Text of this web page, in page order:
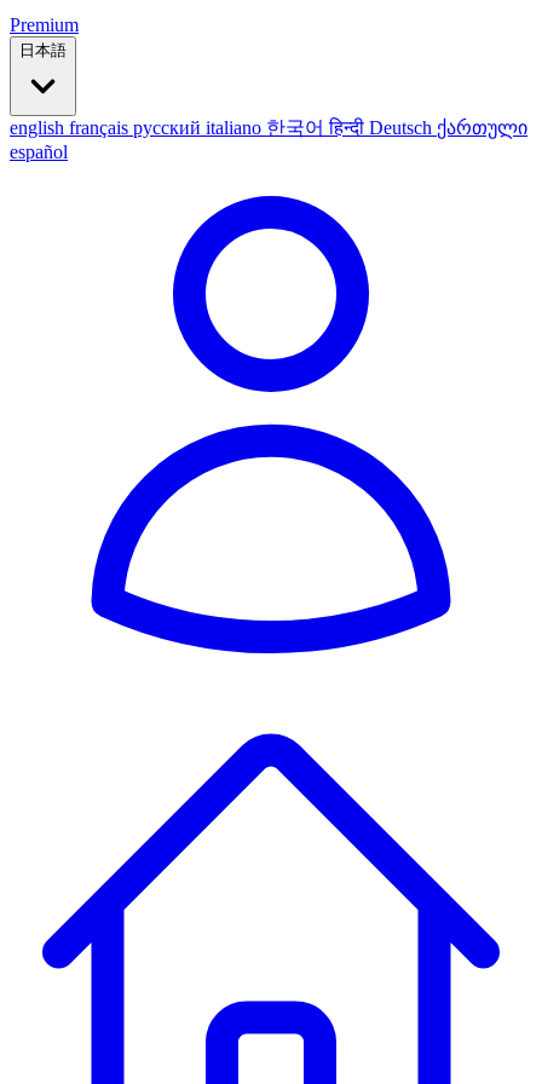
Premium
日本語
english français русский italiano 한국어हिन्दी Deutsch ქართული
español